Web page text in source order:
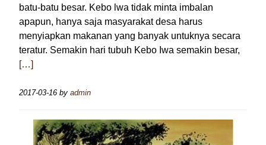
batu-batu besar. Kebo lwa tidak minta imbalan
apapun, hanya saja masyarakat desa harus
menyiapkan makanan yang banyak untuknya secara
teratur. Semakin hari tubuh Kebo Iwa semakin besar,
[…]
2017-03-16 by admin